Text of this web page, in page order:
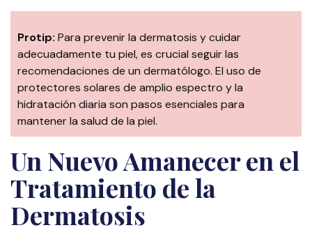
Protip: Para prevenir la dermatosis y cuidar
adecuadamente tu piel, es crucial seguir las
recomendaciones de un dermatólogo. El uso de
protectores solares de amplio espectro y la
hidratación diaria son pasos esenciales para
mantener la salud de la piel.
Un Nuevo Amanecer en el
Tratamiento de la
Dermatosis